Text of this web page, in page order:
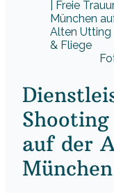
auf der
München